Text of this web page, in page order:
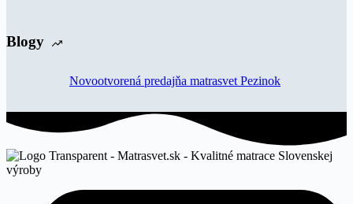
Blogy
Novootvorená predajňa matrasvet Pezinok